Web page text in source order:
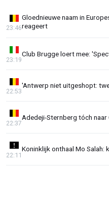
Gloednieuwe naam in
reageert
23:46
Club Brugge loert mee:
23:19
'Antwerp niet uitgeshopt:
22:53
Adedeji-Sternberg tóch naar
22:37
Koninklijk onthaal Mo Salah:
22:11